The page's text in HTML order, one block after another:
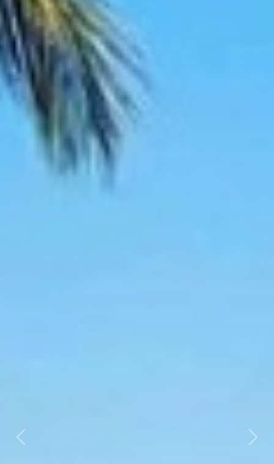
Previous Next